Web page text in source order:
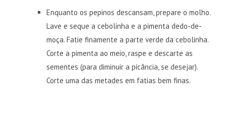
Enquanto os pepinos descansam, prepare o molho.
Lave e seque a cebolinha e a pimenta dedo-de-
moça. Fatie finamente a parte verde da cebolinha.
Corte a pimenta ao meio, raspe e descarte as
sementes (para diminuir a picância, se desejar).
Corte uma das metades em fatias bem finas.